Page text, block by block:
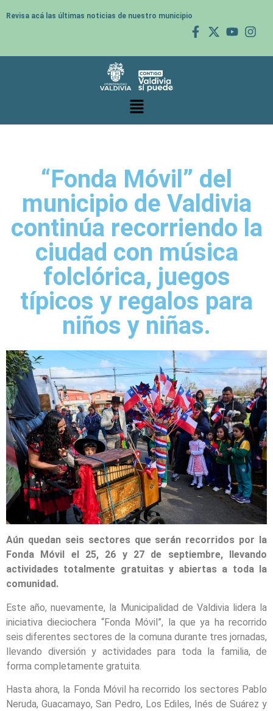
Revisa acá las últimas noticias de nuestro municipio
“Fonda Móvil” del
municipio de Valdivia
continúa recorriendo la
ciudad con música
folclórica, juegos
típicos y regalos para
niños y niñas.
Aún quedan seis sectores que serán recorridos por la
Fonda Móvil el 25, 26 y 27 de septiembre, llevando
actividades totalmente gratuitas y abiertas a toda la
comunidad.
Este año, nuevamente, la Municipalidad de Valdivia lidera la
iniciativa dieciochera “Fonda Móvil”, la que ya ha recorrido
seis diferentes sectores de la comuna durante tres jornadas,
llevando diversión y actividades para toda la familia, de
forma completamente gratuita.
Hasta ahora, la Fonda Móvil ha recorrido los sectores Pablo
Neruda, Guacamayo, San Pedro, Los Ediles, Inés de Suárez y